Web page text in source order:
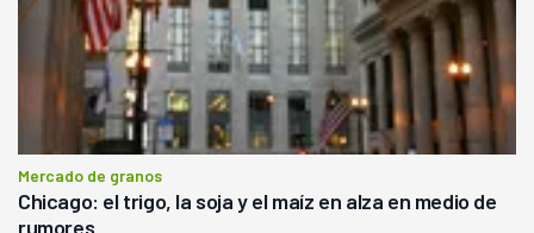
Mercado de granos
Chicago: el trigo, la soja y el maíz en alza en medio de
rumores